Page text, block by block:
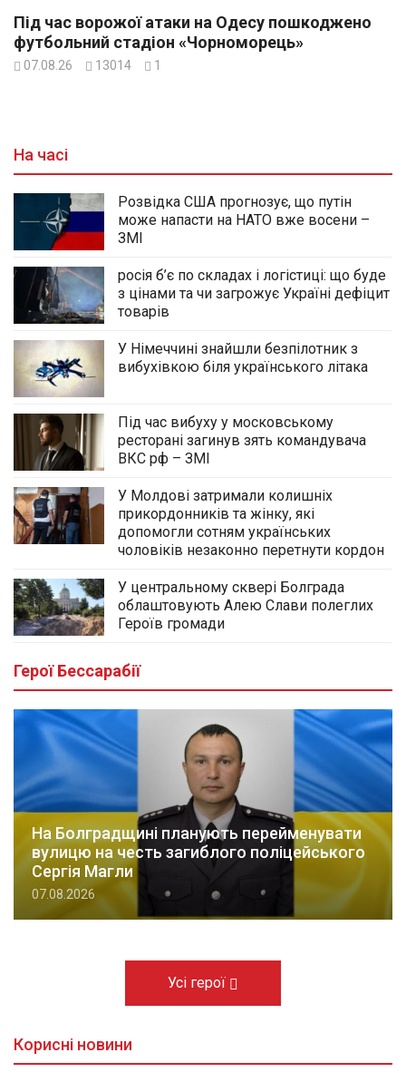
Під час ворожої атаки на Одесу пошкоджено
футбольний стадіон «Чорноморець»
07.08.26 13014 1
На часі
Розвідка США прогнозує, що путін
може напасти на НАТО вже восени –
ЗМІ
росія б’є по складах і логістиці: що буде
з цінами та чи загрожує Україні дефіцит
товарів
У Німеччині знайшли безпілотник з
вибухівкою біля українського літака
Під час вибуху у московському
ресторані загинув зять командувача
ВКС рф – ЗМІ
У Молдові затримали колишніх
прикордонників та жінку, які
допомогли сотням українських
чоловіків незаконно перетнути кордон
У центральному сквері Болграда
облаштовують Алею Слави полеглих
Героїв громади
Герої Бессарабії
На Болградщині планують перейменувати
вулицю на честь загиблого поліцейського
Сергія Магли
07.08.2026
Усі герої
Корисні новини